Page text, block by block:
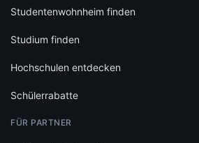
Studentenwohnheim finden
Studium finden
Hochschulen entdecken
Schülerrabatte
FÜR PARTNER